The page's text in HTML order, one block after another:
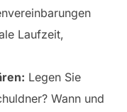
Laufzeit,
Legen Sie
Wann und